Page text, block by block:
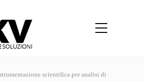
scientifica per analisi di